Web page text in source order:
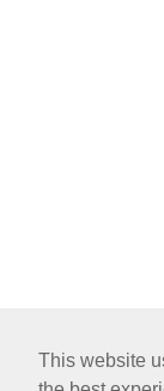
This website